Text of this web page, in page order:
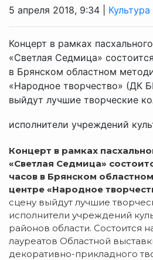
5 апреля 2018, 9:34 | Культура
Концерт в рамках
«Светлая Седмица»
в Брянском областном
«Народное творчество» (ДК
выйдут лучшие творческие
исполнители учреждений
Концерт в рамках
«Светлая Седмица»
часов в Брянском
центре «Народное
сцену выйдут лучшие
исполнители учреждений
районов области. Состоится
лауреатов Областной
декоративно-прикладного